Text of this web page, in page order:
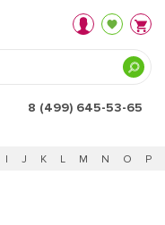
8 (499) 645-53-65
I J K L M N O P